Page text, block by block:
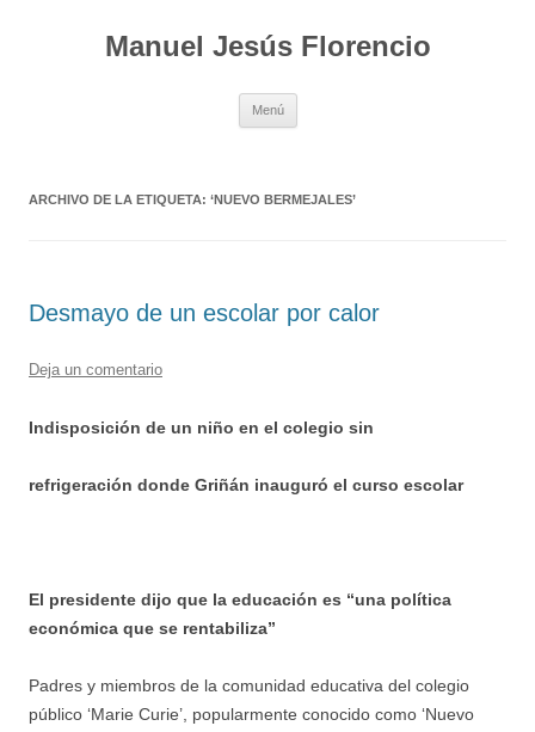
Manuel Jesús Florencio
Menú
ARCHIVO DE LA ETIQUETA: ‘NUEVO BERMEJALES’
Desmayo de un escolar por calor
Deja un comentario
Indisposición de un niño en el colegio sin
refrigeración donde Griñán inauguró el curso escolar
El presidente dijo que la educación es “una política
económica que se rentabiliza”
Padres y miembros de la comunidad educativa del colegio
público ‘Marie Curie’, popularmente conocido como ‘Nuevo